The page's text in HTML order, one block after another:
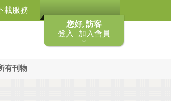
您好, 訪客
登入 | 加入會員
載服務
有刊物